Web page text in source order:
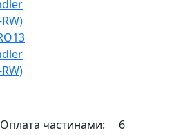
Оплата частинами: 6